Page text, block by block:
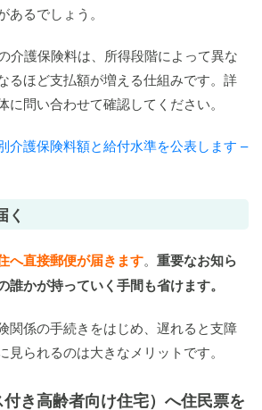
るでしょう。
介護保険料は、所得段階によって異な
るほど支払額が増える仕組みです。詳
に問い合わせて確認してください。
介護保険料額と給付水準を公表します –
く
へ直接郵便が届きます。 重要なお知ら
誰かが持っていく手間も省けます。
関係の手続きをはじめ、遅れると支障
見られるのは大きなメリットです。
き高齢者向け住宅）へ住民票を